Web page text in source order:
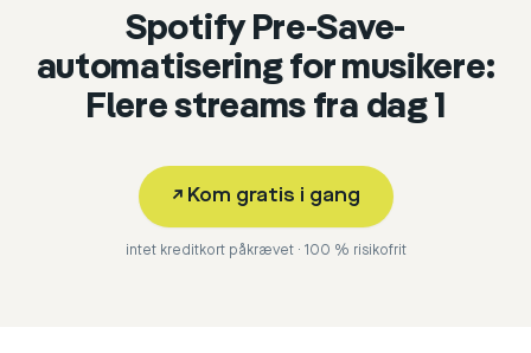
Spotify Pre-Save-
automatisering for musikere:
Flere streams fra dag 1
↗ Kom gratis i gang
intet kreditkort påkrævet · 100 % risikofrit